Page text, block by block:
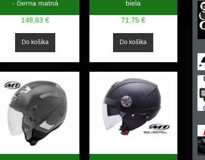
- čierna matná
148,63 €
biela
71,75 €